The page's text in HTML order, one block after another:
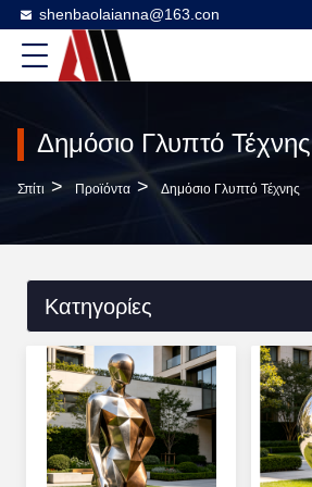
shenbaolaianna@163.con
Δημόσιο Γλυπτό Τέχνης
Σπίτι > Προϊόντα > Δημόσιο Γλυπτό Τέχνης
Κατηγορίες